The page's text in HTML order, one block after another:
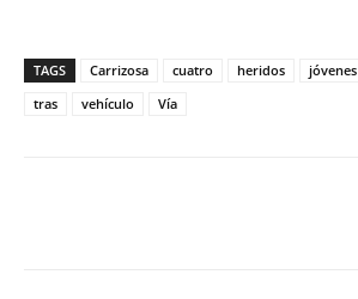
TAGS Carrizosa cuatro heridos jóvenes
tras
vehículo Vía